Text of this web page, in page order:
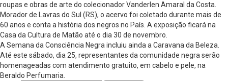
roupas e obras de arte do colecionador Vanderlen Amaral da Costa.
Morador de Lavras do Sul (RS), o acervo foi coletado durante mais de
60 anos e conta a história dos negros no País. A exposição ficará na
Casa da Cultura de Matão até o dia 30 de novembro.
A Semana da Consciência Negra incluiu ainda a Caravana da Beleza.
Até este sábado, dia 25, representantes da comunidade negra serão
homenageadas com atendimento gratuito, em cabelo e pele, na
Beraldo Perfumaria.